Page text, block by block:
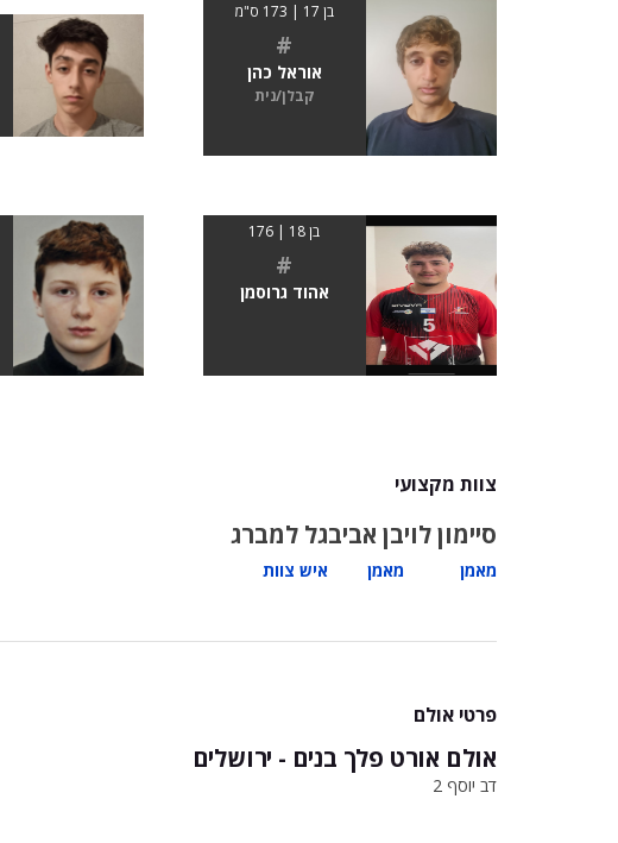
בן 17 | 173 ס"מ
#
אוראל כהן
קבלן/נית
בן 18 | 176
#
אהוד גרוסמן
צוות מקצועי
סיימון לוי
מאמן
בן אביב
מאמן
גל למברג
איש צוות
פרטי אולם
אולם אורט פלך בנים - ירושלים
דב יוסף 2